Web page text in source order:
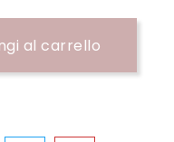
al carrello